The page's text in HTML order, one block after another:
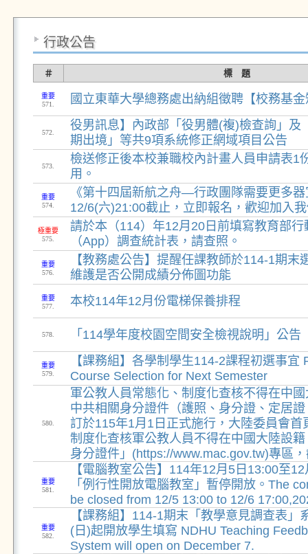
行政公告
＃ 標 題
重要
571.
國立東華大學總務處出納組徵聘【校務基
572.
役男訊息】內政部「役男體(複)檢查詢」及
期出境」等共9項系統修正網域項目公告
573.
檢送修正後本校兼職校內計畫人員申請表1
用。
重要
574.
《第十四屆新航之舟—行政團隊需要更多
12/6(六)21:00截止，立即報名，歡迎加入
極重要
575.
請於本（114）年12月20日前填寫教育部行
（App）調查統計表，請查照。
重要
576.
【教務處公告】提醒任課教師於114-1期末
維護是否公開成績分佈圖功能
重要
577.
本校114年12月份電梯保養排程
578. 「114學年度校園空間安全檢視說明」公告
重要
579.
【課務組】各學制學生114-2課程初選事宜
Course Selection for Next Semester
580.
軍公教人員常態化、制度化查核不得在中
中共相關身分證件（護照、身分證、定居
訂於115年1月1日正式施行，大陸委員會首
制度化查核軍公教人員不得在中國大陸設
身分證件」(https://www.mac.gov.tw)專區
重要
581.
【電腦教室公告】114年12月5日13:00至
「例行性開放電腦教室」暫停開放。The
be closed from 12/5 13:00 to 12/6
重要
582.
【課務組】114-1期末「教學意見調查表」
(日)起開放學生填寫 NDHU Teaching
System will open on December 7.